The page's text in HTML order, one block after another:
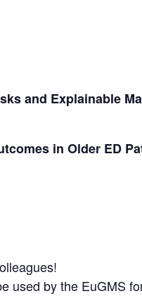
and Explainable
in Older ED
used by the EuGMS